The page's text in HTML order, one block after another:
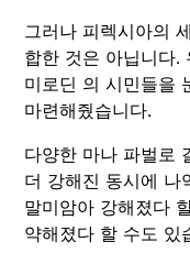
그러나 피렉시아의
합한 것은 아닙니다.
미로딘 의 시민들을
마련해줬습니다.
다양한 마나 파벌로
더 강해진 동시에 나
말미암아 강해졌다
약해졌다 할 수도 있